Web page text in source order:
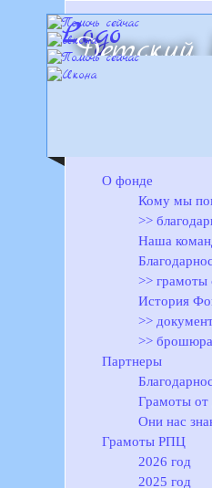
Детский
О фонде
Кому мы
>>
Наша
>> грамоты
История
>>
>>
Партнеры
Грамоты от
Они нас
Грамоты РПЦ
2026 год
2025 год